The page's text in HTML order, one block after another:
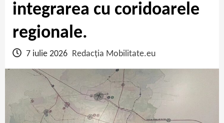
integrarea cu coridoarele
regionale.
7 iulie 2026 Redacția Mobilitate.eu